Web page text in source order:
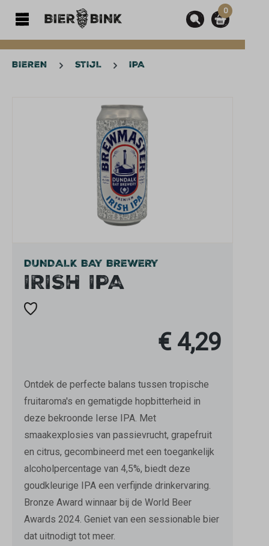
0
BIEREN STIJL IPA
Afbeeldingengalerij overslaan
DUNDALK BAY BREWERY
IRISH IPA
€ 4,29
Ontdek de perfecte balans tussen tropische
fruitaroma's en gematigde hopbitterheid in
deze bekroonde Ierse IPA. Met
smaakexplosies van passievrucht, grapefruit
en citrus, gecombineerd met een toegankelijk
alcoholpercentage van 4,5%, biedt deze
goudkleurige IPA een verfijnde drinkervaring.
Bronze Award winnaar bij de World Beer
Awards 2024. Geniet van een sessionable bier
dat uitnodigt tot meer.